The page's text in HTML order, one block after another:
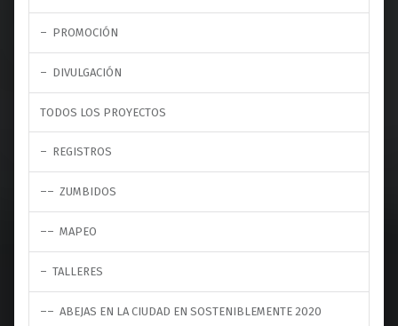
PROMOCIÓN
DIVULGACIÓN
TODOS LOS PROYECTOS
REGISTROS
ZUMBIDOS
MAPEO
TALLERES
ABEJAS EN LA CIUDAD EN SOSTENIBLEMENTE 2020